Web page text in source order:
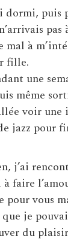
dormi, puis
pas
mal à
fille.
une
même
voir
jazz pour
j’ai
faire
pour vous
je
du